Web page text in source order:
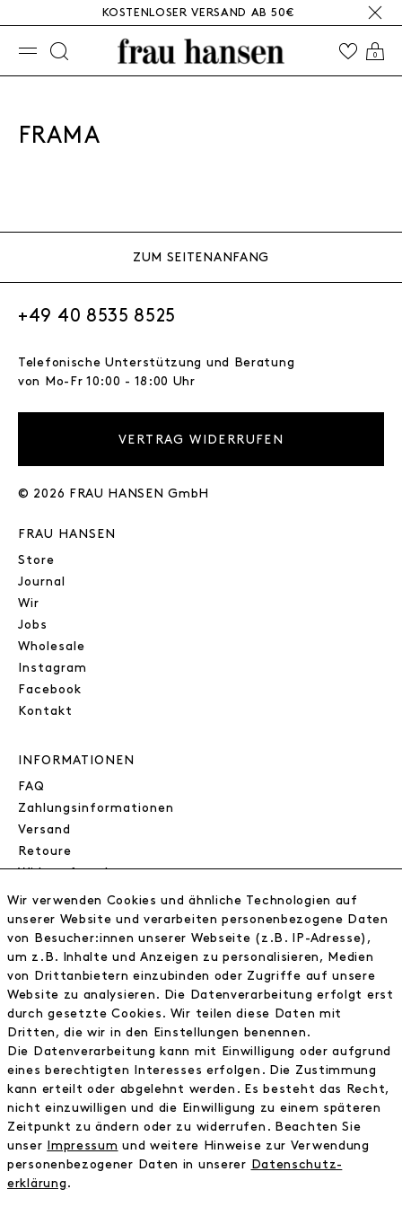
KOSTENLOSER VERSAND AB 50€
0
☰
FRAMA
ZUM SEITENANFANG
+49 40 8535 8525
Telefonische Unterstützung und Beratung
von Mo-Fr 10:00 - 18:00 Uhr
VERTRAG WIDERRUFEN
© 2026 FRAU HANSEN GmbH
FRAU HANSEN
Store
Journal
Wir
Jobs
Wholesale
Instagram
Facebook
Kontakt
INFORMATIONEN
FAQ
Zahlungsinformationen
Versand
Retoure
Widerrufsrecht
Datenschutz
AGB
Impressum
NEWSLETTER
Erhalte exklusive Neuigkeiten!
Ich bestätige die Datenschutzbestimmung
* inkl. MwSt. zzgl. Versandkosten
Wir verwenden Cookies und ähnliche Technologien auf
unserer Website und verarbeiten personenbezogene Daten
von Besucher:innen unserer Webseite (z.B. IP-Adresse),
um z.B. Inhalte und Anzeigen zu personalisieren, Medien
von Drittanbietern einzubinden oder Zugriffe auf unsere
Website zu analysieren. Die Datenverarbeitung erfolgt erst
durch gesetzte Cookies. Wir teilen diese Daten mit
Dritten, die wir in den Einstellungen benennen.
Die Datenverarbeitung kann mit Einwilligung oder aufgrund
eines berechtigten Interesses erfolgen. Die Zustimmung
kann erteilt oder abgelehnt werden. Es besteht das Recht,
nicht einzuwilligen und die Einwilligung zu einem späteren
Zeitpunkt zu ändern oder zu widerrufen. Beachten Sie
unser
Impressum und weitere Hinweise zur Verwendung
personenbezogener Daten in unserer
Daten­schutz­
erklärung .